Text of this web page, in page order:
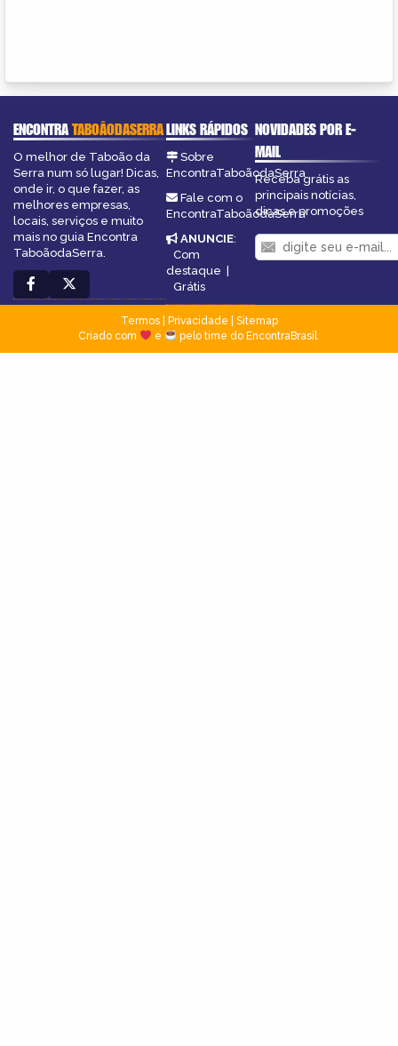
ENCONTRATABOÃODASERRA
O melhor de Taboão da
Serra num só lugar! Dicas,
onde ir, o que fazer, as
melhores empresas,
locais, serviços e muito
mais no guia Encontra
TaboãodaSerra.
LINKS RÁPIDOS
Sobre
EncontraTaboãodaSerra
Fale com o
EncontraTaboãodaSerra
ANUNCIE:
Com
destaque |
Grátis
NOVIDADES POR E-
MAIL
Receba grátis as
principais notícias,
dicas e promoções
Termos| Privacidade
Sitemap
Criado com
e pelo time do EncontraBrasil